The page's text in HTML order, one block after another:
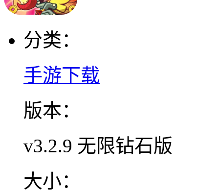
分类：
手游下载
版本：
v3.2.9 无限钻石版
大小：